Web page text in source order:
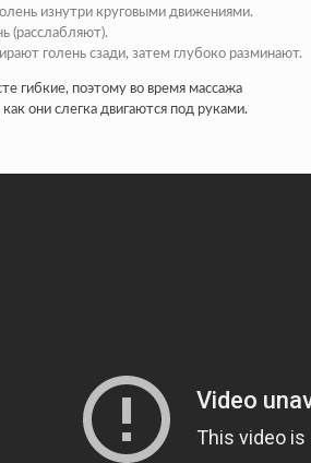
изнутри круговыми движениями.
(расслабляют).
голень сзади, затем глубоко разминают.
гибкие, поэтому во время массажа
они слегка двигаются под руками.